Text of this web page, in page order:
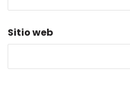
Sitio web